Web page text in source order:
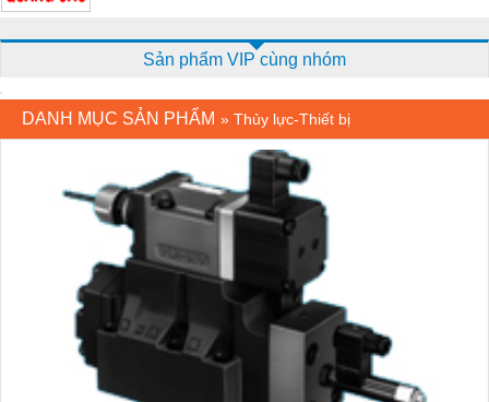
Sản phẩm VIP cùng nhóm
DANH MỤC SẢN PHẨM » Thủy lực-Thiết bị